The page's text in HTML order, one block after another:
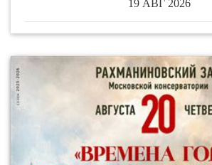
19 АВГ 2026